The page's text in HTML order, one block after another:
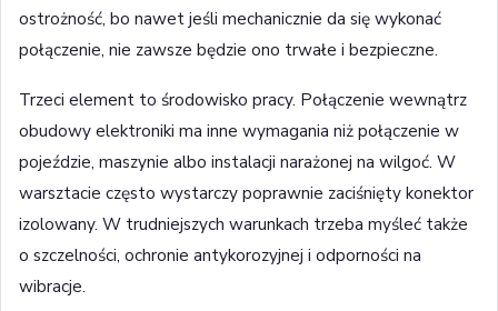
ostrożność, bo nawet jeśli mechanicznie da się wykonać
połączenie, nie zawsze będzie ono trwałe i bezpieczne.
Trzeci element to środowisko pracy. Połączenie wewnątrz
obudowy elektroniki ma inne wymagania niż połączenie w
pojeździe, maszynie albo instalacji narażonej na wilgoć. W
warsztacie często wystarczy poprawnie zaciśnięty konektor
izolowany. W trudniejszych warunkach trzeba myśleć także
o szczelności, ochronie antykorozyjnej i odporności na
wibracje.